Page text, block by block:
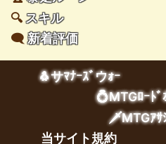
🔍スキル
🗨️新着評価
🐧サﾏﾅｰｽﾞウｫｰ
💍MTGﾛｰﾄﾞ
🗡️MTGｱｻ
当サイト規約